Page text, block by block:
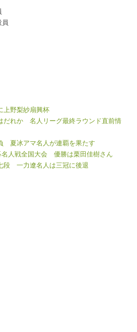
野梨紗扇興杯
だれか 名人リーグ最終ラウンド直前情
夏冰アマ名人が連覇を果たす
名人戦全国大会 優勝は栗田佳樹さん
段 一力遼名人は三冠に後退